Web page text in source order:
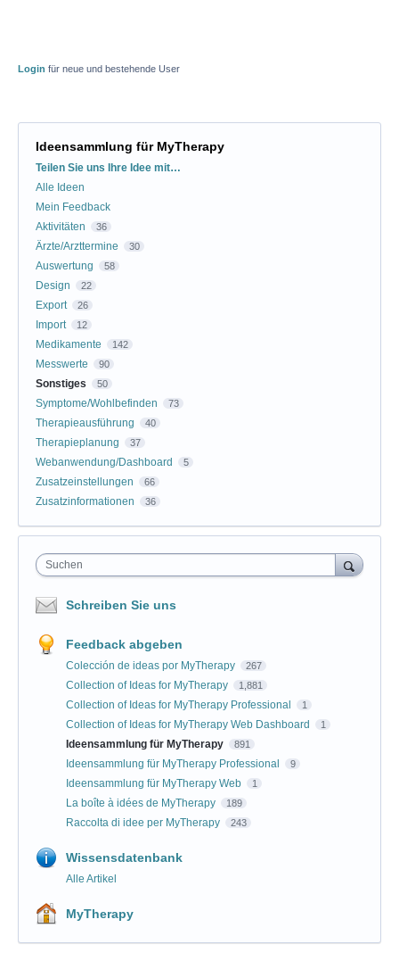
Login für neue und bestehende User
Ideensammlung für MyTherapy
Kategorien
Teilen Sie uns Ihre Idee mit…
Alle Ideen
Mein Feedback
Aktivitäten
36
Ärzte/Arzttermine 30
Auswertung 58
Design 22
Export 26
Import 12
Medikamente 142
Messwerte 90
Sonstiges 50
Symptome/Wohlbefinden 73
Therapieausführung 40
Therapieplanung 37
Webanwendung/Dashboard 5
Zusatzeinstellungen 66
Zusatzinformationen 36
Suchen
Schreiben Sie uns
Feedback abgeben
Colección de ideas por MyTherapy 267
Collection of Ideas for MyTherapy 1,881
Collection of Ideas for MyTherapy Professional 1
Collection of Ideas for MyTherapy Web Dashboard 1
Ideensammlung für MyTherapy 891
Ideensammlung für MyTherapy Professional 9
Ideensammlung für MyTherapy Web 1
La boîte à idées de MyTherapy 189
Raccolta di idee per MyTherapy 243
Wissensdatenbank
Alle Artikel
MyTherapy